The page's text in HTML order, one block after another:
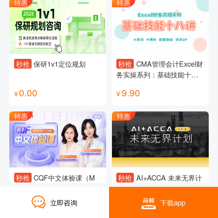
特惠
秒抢 保研1v1定位规划
¥0.00
特惠
秒抢 CMA管理会计Excel财
务实操系列：基础技能十八
¥9.90
特惠
秒抢 CQF中文体验课（M
0.10
特惠
秒抢 AI+ACCA 未来无界计
划试听课
立即咨询 下载app